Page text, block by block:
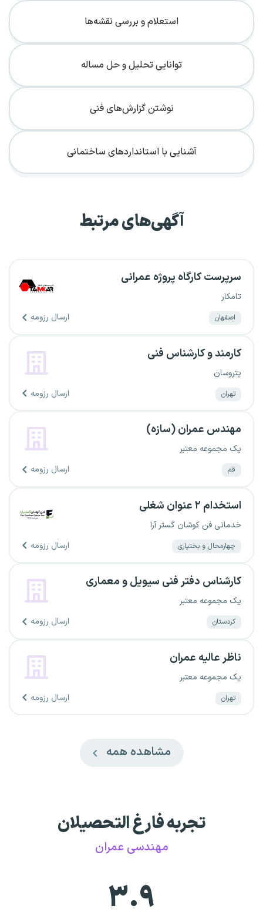
استعلام و بررسی نقشه‌ها
توانایی تحلیل و حل مساله
نوشتن گزارش‌های فنی
آشنایی با استانداردهای ساختمانی
آگهی‌های مرتبط
سرپرست کارگاه پروژه عمرانی
تامکار
اصفهان ارسال رزومه
کارمند و کارشناس فنی
پتروسان
تهران ارسال رزومه
مهندس عمران (سازه)
یک مجموعه معتبر
قم ارسال رزومه
استخدام ۲ عنوان شغلی
خدماتی فن کوشان گستر آرا
چهارمحال و بختیاری ارسال رزومه
کارشناس دفتر فنی سیویل و معماری
یک مجموعه معتبر
کردستان ارسال رزومه
ناظر عالیه عمران
یک مجموعه معتبر
تهران ارسال رزومه
مشاهده همه
تجربه فارغ التحصیلان
مهندسی عمران
۳.۹